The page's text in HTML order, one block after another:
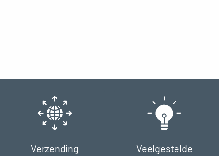
Verzending Veelgestelde